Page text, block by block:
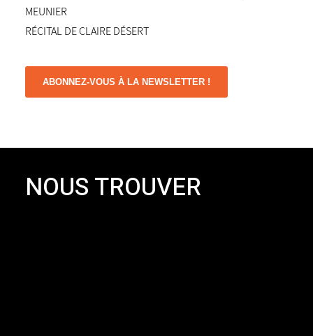
MEUNIER
RÉCITAL DE CLAIRE DÉSERT
ABONNEZ-VOUS À LA NEWSLETTER !
NOUS TROUVER